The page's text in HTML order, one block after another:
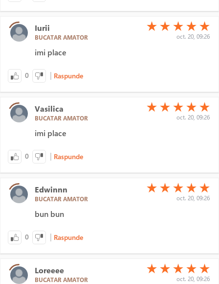
Iurii
BUCATAR AMATOR
(*)
★ (*)
★ (*)
★ (*)
★ (*)
★
oct. 20, 09:26
imi place
0 | Raspunde
Vasilica
BUCATAR AMATOR
(*)
★ (*)
★ (*)
★ (*)
★ (*)
★
oct. 20, 09:26
imi place
0 | Raspunde
Edwinnn
BUCATAR AMATOR
(*)
★ (*)
★ (*)
★ (*)
★ (*)
★
oct. 20, 09:26
bun bun
0 | Raspunde
Loreeee
BUCATAR AMATOR
(*)
★ (*)
★ (*)
★ (*)
★ (*)
★
oct. 20, 09:26